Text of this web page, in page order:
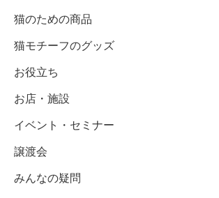
猫のための商品
猫モチーフのグッズ
お役立ち
お店・施設
イベント・セミナー
譲渡会
みんなの疑問